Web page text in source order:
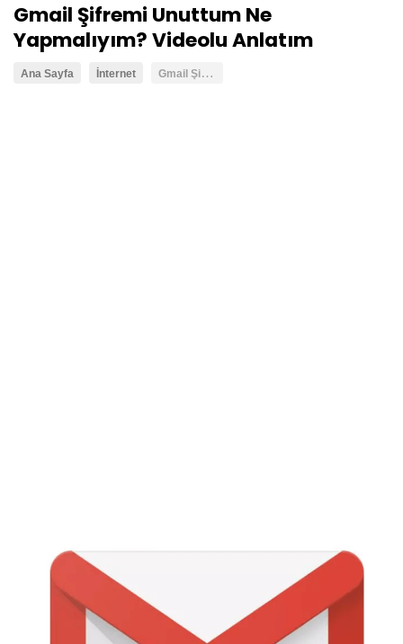
Gmail Şifremi Unuttum Ne
Yapmalıyım? Videolu Anlatım
Ana Sayfa İnternet G
mail Şifremi Unuttum Ne Yapmalıyım? Videolu Anlatım